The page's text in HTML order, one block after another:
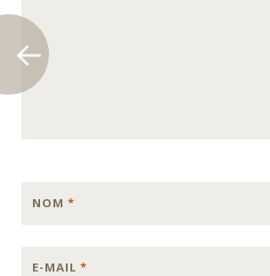
NOM *
E-MAIL *